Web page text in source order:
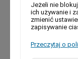
Jeżeli nie
ich używanie i
zmienić
zapisywanie
Przeczytaj o